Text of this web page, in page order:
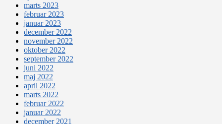
marts 2023
februar 2023
januar 2023
december 2022
november 2022
oktober 2022
september 2022
juni 2022
maj 2022
april 2022
marts 2022
februar 2022
januar 2022
december 2021